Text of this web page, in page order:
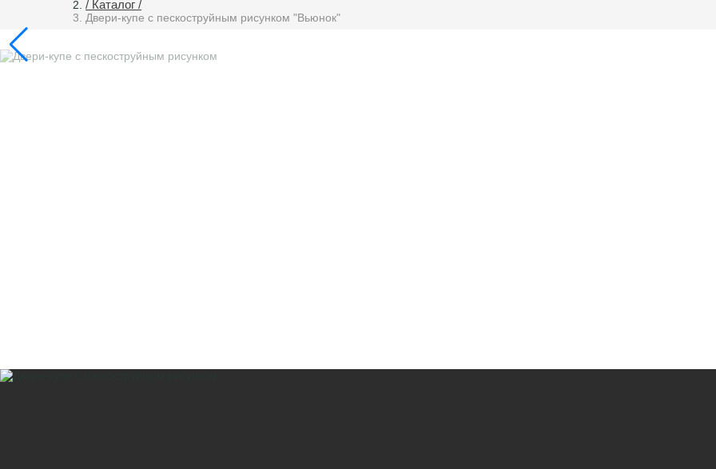
/ Каталог /
Двери-купе с пескоструйным рисунком "Вьюнок"